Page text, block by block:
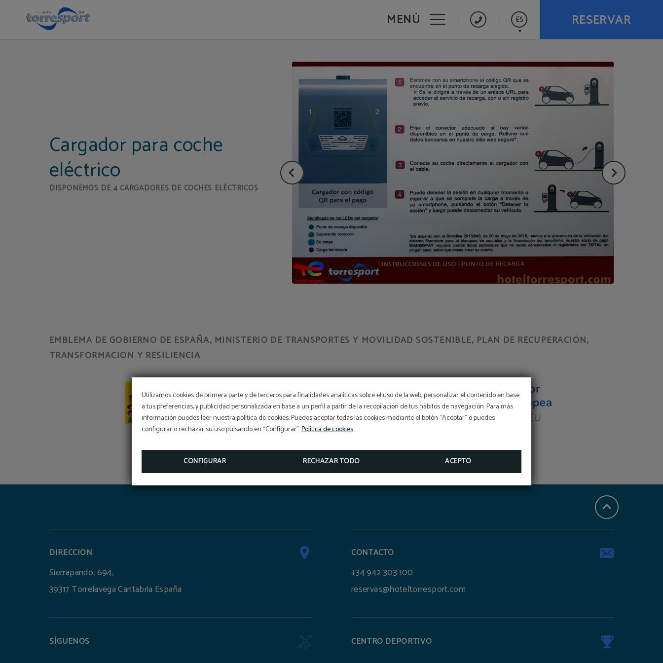
Utilizamos cookies de primera parte y de terceros para finalidades analíticas sobre el uso de la web, personalizar el contenido en base
a tus preferencias, y publicidad personalizada en base a un perfil a partir de la recopilación de tus hábitos de navegación. Para más
información puedes leer nuestra política de cookies. Puedes aceptar todas las cookies mediante el botón “Aceptar” o puedes
configurar o rechazar su uso pulsando en “Configurar”.Política de cookies
CONFIGURAR RECHAZAR TODO ACEPTO
MENÚ ES RESERVAR
Cargador coche eléctrico | Hotel Torresport
Cargador para coche
eléctrico
DISPONEMOS DE 4 CARGADORES DE COCHES ELÉCTRICOS
EMBLEMA DE GOBIERNO DE ESPAÑA, MINISTERIO DE TRANSPORTES Y MOVILIDAD SOSTENIBLE, PLAN DE RECUPERACIÓN,
TRANSFORMACIÓN Y RESILIENCIA
DIRECCIÓN
Sierrapando, 694,
39317 Torrelavega Cantabria España
CONTACTO
+34 942 303 100
reservas@hoteltorresport.com
SÍGUENOS CENTRO DEPORTIVO
OFERTÓN
RESERVAR